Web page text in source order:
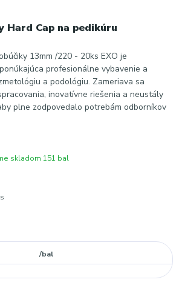
Hard Cap na pedikúru
13mm /220 - 20ks EXO je
profesionálne vybavenie a
a podológiu. Zameriava sa
inovatívne riešenia a neustály
plne zodpovedalo potrebám odborníkov
skladom 151 bal
/bal